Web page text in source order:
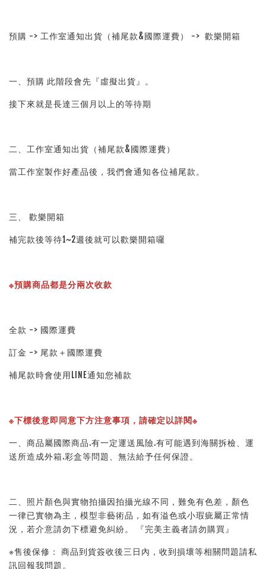
預購 -> 工作室通知出貨（補尾款&國際運費） ->  歡樂開箱
一、預購 此階段會先『虛擬出貨』。
接下來就是長達三個月以上的等待期
二、工作室通知出貨（補尾款&國際運費）
當工作室製作好產品後，我們會通知各位補尾款。
三、 歡樂開箱
補完款後等待1~2週後就可以歡樂開箱囉
※預購商品都是分兩次收款
全款 -> 國際運費
訂金 -> 尾款＋國際運費
補尾款時會使用LINE通知您補款
※下標後意即同意下方注意事項，請確定以詳閱※
一、商品屬國際商品.有一定運送風險.有可能遇到海關拆檢、運
送所造成外箱.彩盒等問題、無法給予任何保證。
二、照片顏色與實物拍攝因拍攝光線不同，難免有色差，顏色
一律已實物為主，模型非藝術品，如有溢色或小瑕疵屬正常情
況，若介意請勿下標避免糾紛。 『完美主義者請勿購買』
※售後保修： 商品到貨簽收後三日內，收到損壞等相關問題請私
訊回報我問題。